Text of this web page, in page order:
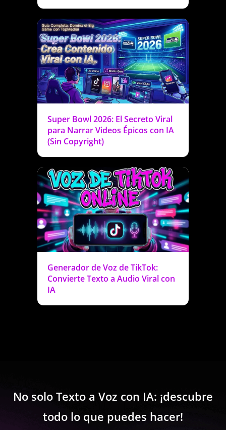
Super Bowl 2026: El Secreto Viral
para Narrar Videos Épicos con IA
(Sin Copyright)
Generador de Voz de TikTok:
Convierte Texto a Audio Viral con
IA
No solo Texto a Voz con IA: ¡descubre
todo lo que puedes hacer!